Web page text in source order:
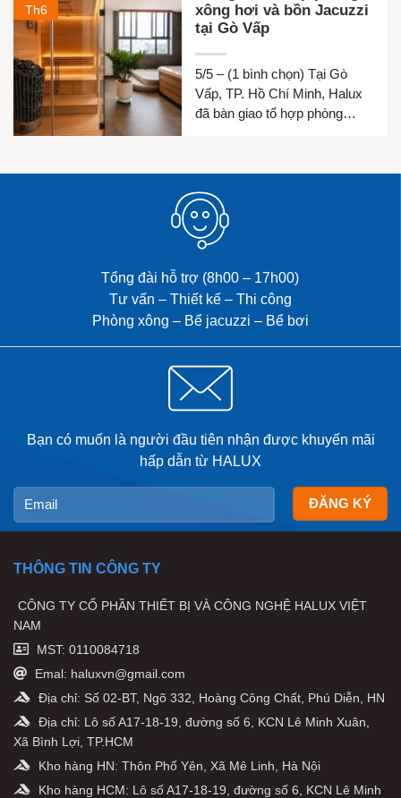
Th6
xông hơi và bồn Jacuzzi
tại Gò Vấp
5/5 – (1 bình chọn) Tại Gò
Vấp, TP. Hồ Chí Minh, Halux
đã bàn giao tổ hợp phòng
đình chị Luyện. Công trình
được thiết kế đồng bộ nhằm
mang đến không gian thư giãn
riêng tư, chăm sóc sức khỏe
và […]
Tổng đài hỗ trợ (8h00 – 17h00)
Tư vấn – Thiết kế – Thi công
Phòng xông – Bể jacuzzi – Bể bơi
Bạn có muốn là người đầu tiên nhận được khuyến mãi
hấp dẫn từ HALUX
THÔNG TIN CÔNG TY
CÔNG TY CỔ PHẦN THIẾT BỊ VÀ CÔNG NGHỆ HALUX VIỆT
NAM
MST: 0110084718
Emal: haluxvn@gmail.com
Địa chỉ: Số 02-BT, Ngõ 332, Hoàng Công Chất, Phú Diễn, HN
Địa chỉ: Lô số A17-18-19, đường số 6, KCN Lê Minh Xuân,
Xã Bình Lợi, TP.HCM
Kho hàng HN: Thôn Phố Yên, Xã Mê Linh, Hà Nội
Kho hàng HCM: Lô số A17-18-19, đường số 6, KCN Lê Minh